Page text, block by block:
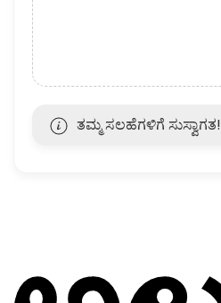
ತಮ್ಮ ಸಲಹೆಗಳಿಗೆ ಸುಸ್ವಾಗತ!